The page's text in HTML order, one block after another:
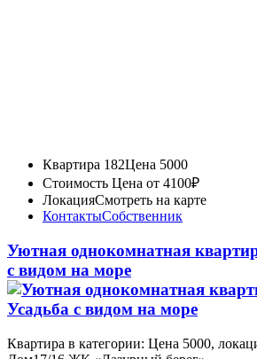
Квартира 182Цена 5000
Стоимость Цена от 4100₽
ЛокацияСмотреть на карте
КонтактыСобственник
Уютная однокомнатная
с видом на море
Квартира в категории: Цена 5000,